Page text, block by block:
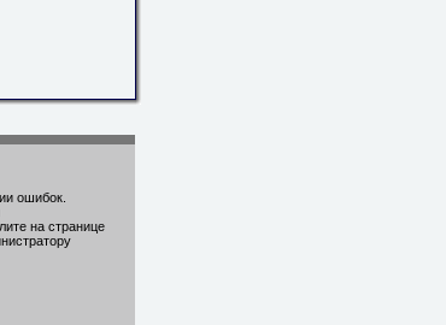
ошибок.
на странице